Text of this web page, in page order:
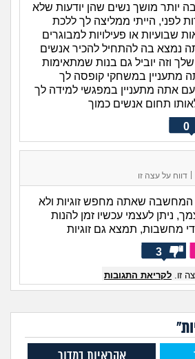
יותר מושך נשים שהן יודעות שלא
לפני, הייתי ממליצה לך ללכת
שבועיות או פעילויות למבוגרים
נמצא בה להתחיל להכיר אנשים
וזה יוביל גם בנות שמתאימות
מתעניין במשחקי קופסה לך
אתה מתעניין במפגשי למידה לך
תחום אנשים כמוך
0
דווח על עצה זו
שאתה מחפש זוגיות ולא
ניתן לעצמי עכשיו זמן להנות
מחשבות, תמצא גם זוגיות
3
זו. לקריאת התגובות